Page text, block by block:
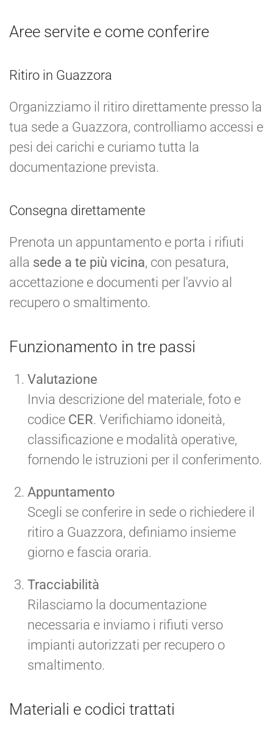
Aree servite e come conferire
Ritiro in Guazzora
Organizziamo il ritiro direttamente presso la
tua sede a Guazzora, controlliamo accessi e
pesi dei carichi e curiamo tutta la
documentazione prevista.
Consegna direttamente
Prenota un appuntamento e porta i rifiuti
alla sede a te più vicina, con pesatura,
accettazione e documenti per l'avvio al
recupero o smaltimento.
Funzionamento in tre passi
Valutazione
Invia descrizione del materiale, foto e
codice CER. Verifichiamo idoneità,
classificazione e modalità operative,
fornendo le istruzioni per il conferimento.
Appuntamento
Scegli se conferire in sede o richiedere il
ritiro a Guazzora, definiamo insieme
giorno e fascia oraria.
Tracciabilità
Rilasciamo la documentazione
necessaria e inviamo i rifiuti verso
impianti autorizzati per recupero o
smaltimento.
Materiali e codici trattati